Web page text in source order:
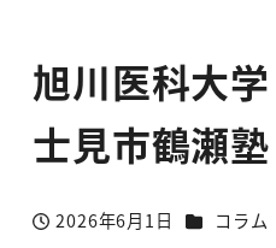
旭川医科大
士見市鶴瀬塾
投稿日
2026年6月1日 カテゴリー
コラム